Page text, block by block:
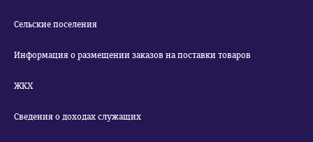
Сельские поселения
Информация о размещении заказов на поставки товаров
ЖКХ
Сведения о доходах служащих